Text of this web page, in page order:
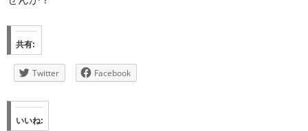
共有:
Twitter Facebook
いいね: